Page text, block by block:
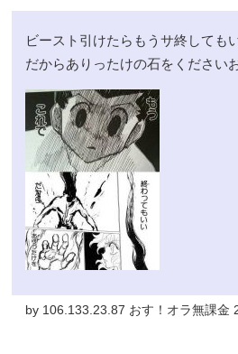
ビースト引けたらもうサ終しても
だからありったけの石をください
by 106.133.23.87 おす！オラ無課金